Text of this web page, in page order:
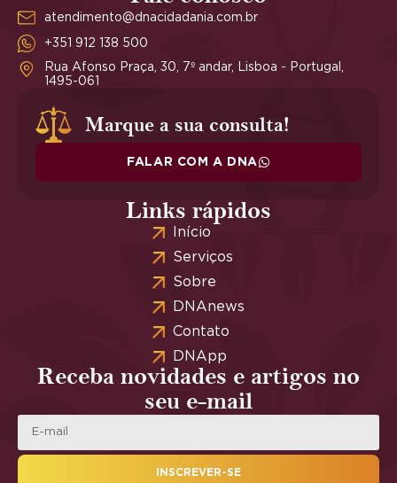
atendimento@dnacidadania.com.br
+351 912 138 500
Rua Afonso Praça, 30, 7º andar, Lisboa - Portugal,
1495-061
Marque a sua consulta!
FALAR COM A DNA
Links rápidos
Início
Serviços
Sobre
DNAnews
Contato
DNApp
Receba novidades e artigos no
seu e-mail
INSCREVER-SE